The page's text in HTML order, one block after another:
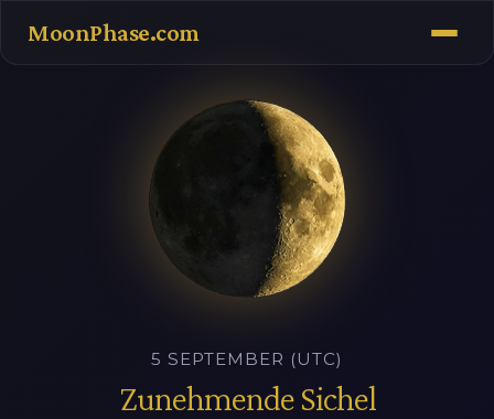
MoonPhase.com
5 SEPTEMBER (UTC)
Zunehmende Sichel